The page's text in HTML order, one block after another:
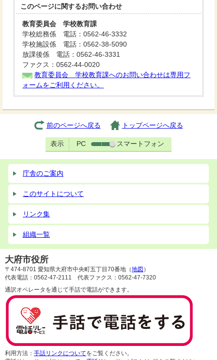
このページに関するお問い合わせ
教育委員会 学校教育課
学校総務係 電話：0562-46-3332
学校施設係 電話：0562-38-5090
放課後係 電話：0562-46-3331
ファクス：0562-44-0020
教育委員会 学校教育課へのお問い合わせは専用フ
ォームをご利用ください。
前のページへ戻る トップページへ戻る
表示 PC スマートフォン
庁舎のご案内
このサイトについて
リンク集
組織一覧
大府市役所
〒474-8701 愛知県大府市中央町五丁目70番地（地図 ）
代表電話：0562-47-2111 代表ファクス：0562-47-7320
通訳オペレータを通じて手話で電話ができます。
利用方法： 手話リンクについてをご覧ください。